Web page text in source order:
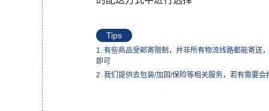
Tips
1. 有些商品受邮寄限制，并非所有物流线路都能寄送
即可
2. 我们提供去包装/加固/保险等相关服务，若有需要会